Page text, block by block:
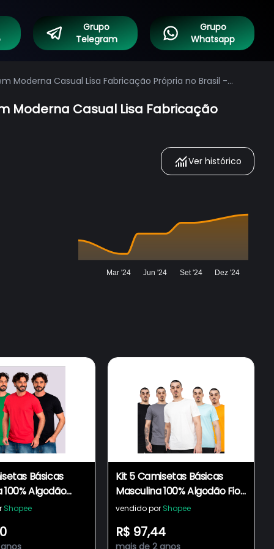
Grupo
Telegram
Grupo
Whatsapp
Moderna Casual Lisa Fabricação Própria no Brasil -
Moderna Casual Lisa Fabricação
Ver histórico
Mar '24 Jun '24 Set '24 Dez '24
Básicas
Algodão
a Ombro
Fabricação
Shopee
Kit 5 Camisetas Básicas
Masculina 100% Algodão Fio
30.1 Penteado Reforço
Modelagem Moderna
vendido por Shopee
R$ 97,44
mais de 2 anos